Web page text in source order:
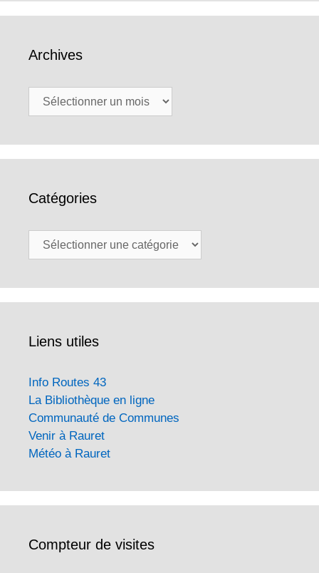
Archives
Archives
Catégories
Catégories
Liens utiles
Info Routes 43
La Bibliothèque en ligne
Communauté de Communes
Venir à Rauret
Météo à Rauret
Compteur de visites